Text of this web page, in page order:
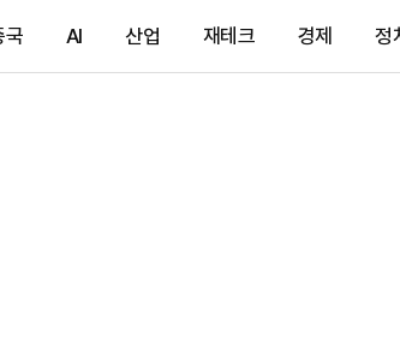
국 AI 산업 재테크 경제 정